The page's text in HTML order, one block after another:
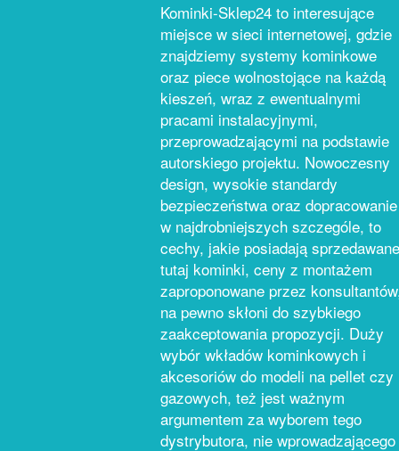
Kominki-Sklep24 to interesujące
miejsce w sieci internetowej, gdzie
znajdziemy systemy kominkowe
oraz piece wolnostojące na każdą
kieszeń, wraz z ewentualnymi
pracami instalacyjnymi,
przeprowadzającymi na podstawie
autorskiego projektu. Nowoczesny
design, wysokie standardy
bezpieczeństwa oraz dopracowanie
w najdrobniejszych szczególe, to
cechy, jakie posiadają sprzedawane
tutaj kominki, ceny z montażem
zaproponowane przez
na pewno skłoni do szybkiego
zaakceptowania propozycji. Duży
wybór wkładów kominkowych i
akcesoriów do modeli na pellet czy
gazowych, też jest ważnym
argumentem za wyborem tego
dystrybutora, nie wprowadzającego